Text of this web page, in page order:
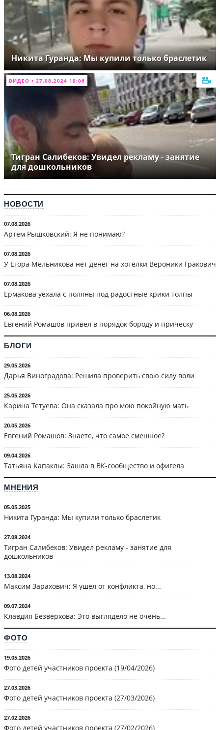
Никита Гуранда: Мы купили только браслетик
ВИДЕО • 27.08.2024 19:06
Тигран Салибеков: Увидел рекламу - занятие
для дошкольников
НОВОСТИ
07.08.2026
Артём Рышковский: Я не понимаю?
07.08.2026
У Егора Мельникова нет денег на хотелки Вероники Гракович
07.08.2026
Ермакова уехала с поляны под радостные крики толпы
06.08.2026
Евгений Ромашов привёл в порядок бороду и причёску
БЛОГИ
29.05.2026
Дарья Виноградова: Решила проверить свою силу воли
25.05.2026
Карина Тетуева: Она сказала про мою покойную мать
20.05.2026
Евгений Ромашов: Знаете, что самое смешное?
09.04.2026
Татьяна Капаклы: Зашла в ВК-сообщество и офигела
МНЕНИЯ
05.05.2025
Никита Гуранда: Мы купили только браслетик
27.08.2024
Тигран Салибеков: Увидел рекламу - занятие для
дошкольников
13.08.2024
Максим Зарахович: Я ушёл от конфликта, но...
09.07.2024
Клавдия Безверхова: Это выглядело не очень...
ФОТО
19.05.2026
Фото детей участников проекта (19/04/2026)
27.03.2026
Фото детей участников проекта (27/03/2026)
27.02.2026
Фото детей участников проекта (27/02/2026)